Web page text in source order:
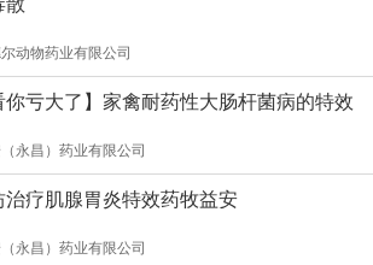
动物药业有限公司
亏大了】家禽耐药性大肠杆菌病的特效
永昌）药业有限公司
治疗肌腺胃炎特效药牧益安
永昌）药业有限公司